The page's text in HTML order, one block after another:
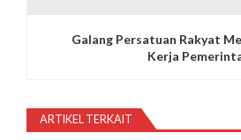
s
Galang Persatuan Rakyat
Kerja
ARTIKEL TERKAIT